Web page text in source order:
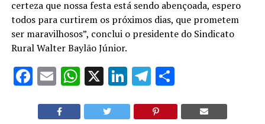
certeza que nossa festa está sendo abençoada, espero
todos para curtirem os próximos dias, que prometem
ser maravilhosos”, conclui o presidente do Sindicato
Rural Walter Baylão Júnior.
Facebook
EmailWhatsApp
X LinkedIn
Telegram
Share